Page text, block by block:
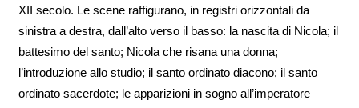
XII secolo. Le scene raffigurano, in registri orizzontali da
sinistra a destra, dall’alto verso il basso: la nascita di Nicola; il
battesimo del santo; Nicola che risana una donna;
l’introduzione allo studio; il santo ordinato diacono; il santo
ordinato sacerdote; le apparizioni in sogno all’imperatore